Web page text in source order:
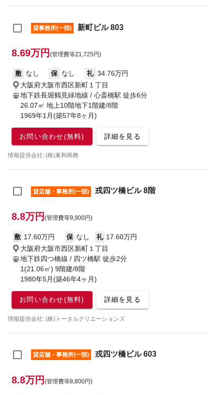
貸事務所(一部) 新町ビル 803
8.69万円 (管理費等21,725円)
敷 なし 保 なし 礼 34.76万円
大阪府大阪市西区新町１丁目
地下鉄長堀鶴見緑地線 / 心斎橋駅 徒歩6分
26.07㎡ 地上10階地下1階建/8階
1969年1月(築57年8ヶ月)
お問い合わせ(無料) 詳細を見る
情報提供会社: (株)東和商務
貸店舗・事務所(一部) 戎四ツ橋ビル 8階
8.8万円 (管理費等9,900円)
敷 17.60万円 保 なし 礼 17.60万円
大阪府大阪市西区新町１丁目
地下鉄四つ橋線 / 四ツ橋駅 徒歩2分
1(21.06㎡) 9階建/8階
1980年5月(築46年4ヶ月)
お問い合わせ(無料) 詳細を見る
情報提供会社: (株)トータルクリエーションズ
貸店舗・事務所(一部) 戎四ツ橋ビル 603
8.8万円 (管理費等8,800円)